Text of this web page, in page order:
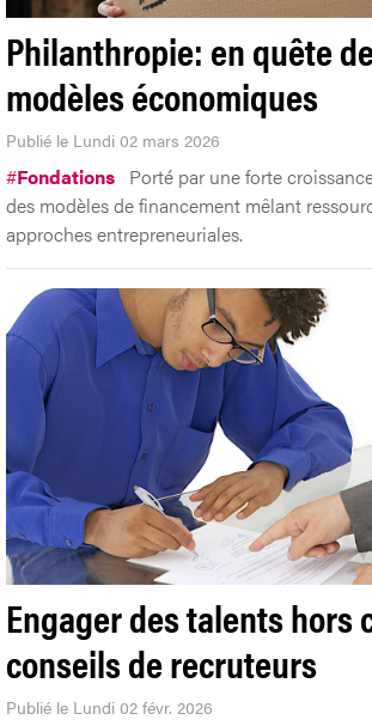
Philanthropie: en quête
modèles économiques
Publié le Lundi 02 mars 2026
#Fondations Porté par une forte
des modèles de financement mêlant
approches entrepreneuriales.
Engager des talents hors
conseils de recruteurs
Publié le Lundi 02 févr. 2026